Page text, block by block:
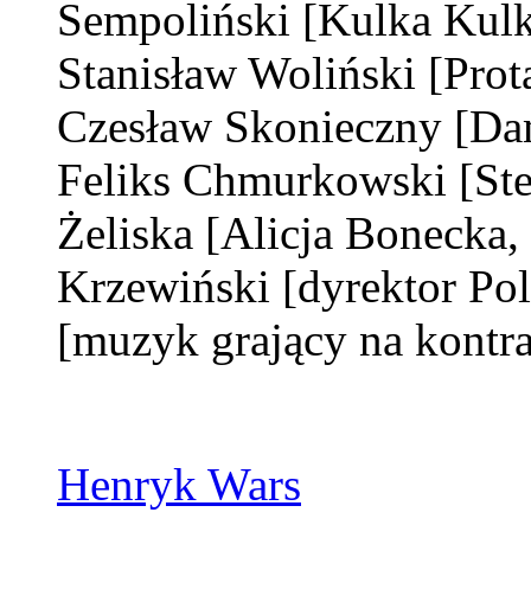
Sempoliński [Kulka
Stanisław Woliński
Czesław Skonieczny
Feliks Chmurkowski
Żeliska [Alicja
Krzewiński [dyrektor
[muzyk grający na
Henryk Wars